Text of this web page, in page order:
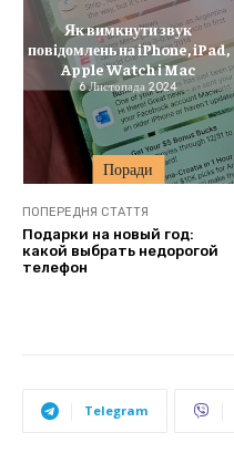
Поради
Як вимкнути звук
повідомлень на iPhone, iPad,
Apple Watch і Mac
6 Листопада 2024
ПОПЕРЕДНЯ СТАТТЯ
Подарки на новый год:
какой выбрать недорогой
телефон
Telegram